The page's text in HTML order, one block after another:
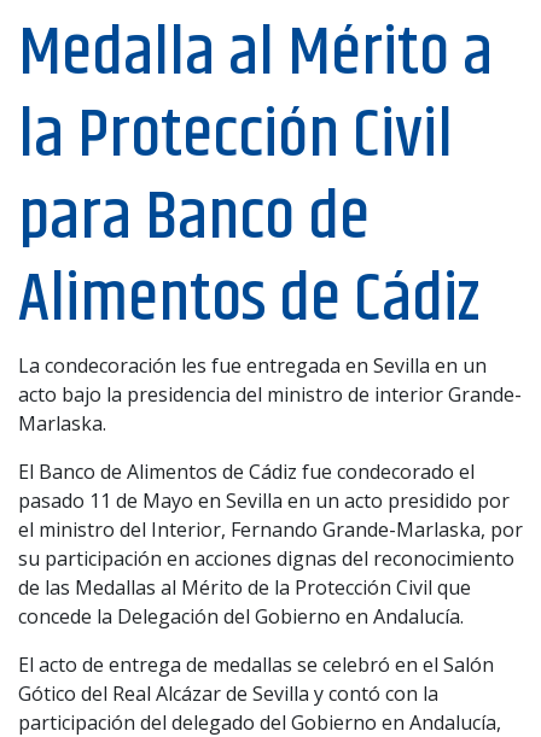
Medalla al Mérito a
la Protección Civil
para Banco de
Alimentos de Cádiz
La condecoración les fue entregada en Sevilla en un
acto bajo la presidencia del ministro de interior Grande-
Marlaska.
El Banco de Alimentos de Cádiz fue condecorado el
pasado 11 de Mayo en Sevilla en un acto presidido por
el ministro del Interior, Fernando Grande-Marlaska, por
su participación en acciones dignas del reconocimiento
de las Medallas al Mérito de la Protección Civil que
concede la Delegación del Gobierno en Andalucía.
El acto de entrega de medallas se celebró en el Salón
Gótico del Real Alcázar de Sevilla y contó con la
participación del delegado del Gobierno en Andalucía,